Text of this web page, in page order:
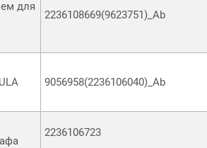
для
2236108669(9623751)_Ab
9056958(2236106040)_Ab
2236106723